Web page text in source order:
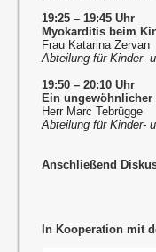
19:25 – 19:45 Uhr
Myokarditis beim
Frau Katarina Zervan
Abteilung für Kinder-
19:50 – 20:10 Uhr
Ein ungewöhnlicher
Herr Marc Tebrügge
Abteilung für Kinder-
Anschließend
In Kooperation mit